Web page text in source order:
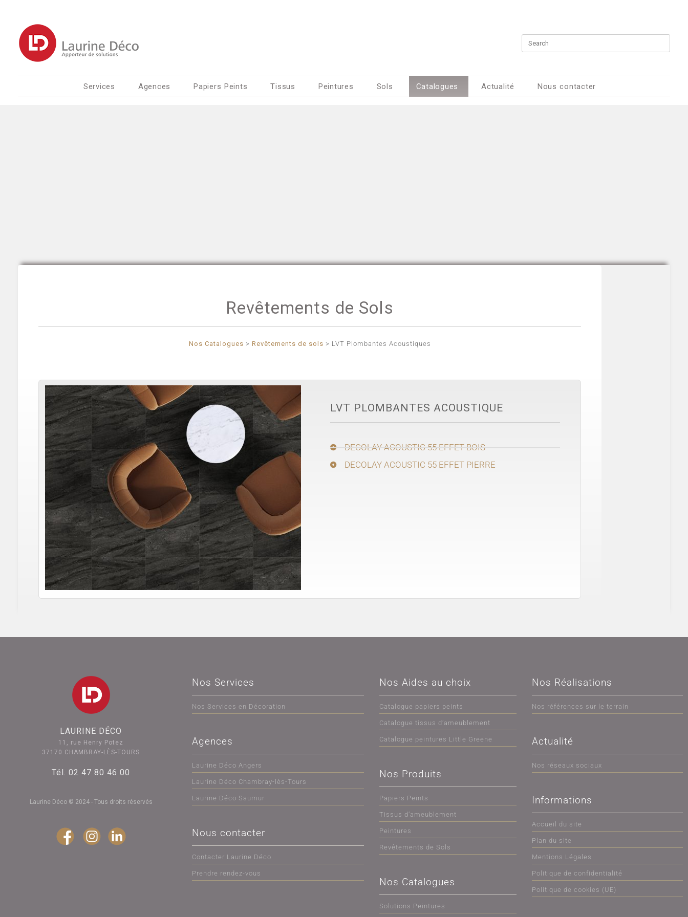
Services Agences Papiers Peints Tissus Peintures Sols Catalogues Actualité Nous contacter
Revêtements de Sols
Nos Catalogues > Revêtements de sols > LVT Plombantes Acoustiques
LVT PLOMBANTES ACOUSTIQUE
DECOLAY ACOUSTIC 55 EFFET BOIS
DECOLAY ACOUSTIC 55 EFFET PIERRE
LAURINE DÉCO
11, rue Henry Potez
37170 CHAMBRAY-LÈS-TOURS
Tél. 02 47 80 46 00
Laurine Déco © 2024 - Tous droits réservés
Nos Services
Nos Services en Décoration
Agences
Laurine Déco Angers
Laurine Déco Chambray-lès-Tours
Laurine Déco Saumur
Nous contacter
Contacter Laurine Déco
Prendre rendez-vous
Nos Aides au choix
Catalogue papiers peints
Catalogue tissus d’ameublement
Catalogue peintures Little Greene
Nos Produits
Papiers Peints
Tissus d’ameublement
Peintures
Revêtements de Sols
Nos Catalogues
Solutions Peintures
Nos Réalisations
Nos références sur le terrain
Actualité
Nos réseaux sociaux
Informations
Accueil du site
Plan du site
Mentions Légales
Politique de confidentialité
Politique de cookies (UE)